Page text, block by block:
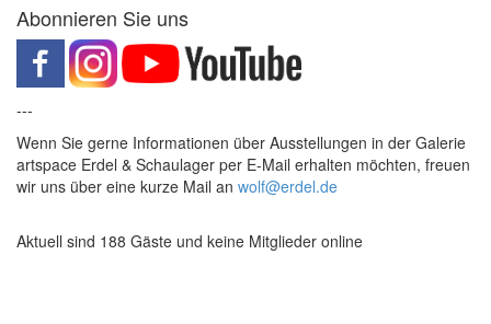
Abonnieren Sie uns
---
Wenn Sie gerne Informationen über Ausstellungen in der Galerie
artspace Erdel & Schaulager per E-Mail erhalten möchten, freuen
wir uns über eine kurze Mail an wolf@erdel.de
Aktuell sind 188 Gäste und keine Mitglieder online